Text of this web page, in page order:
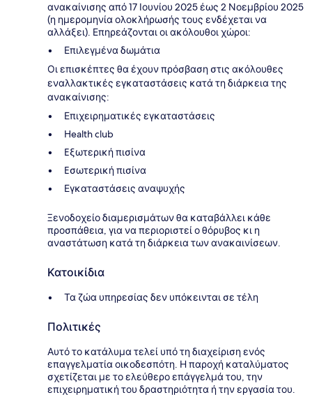
ανακαίνισης από 17 Ιουνίου 2025 έως 2 Νοεμβρίου 2025
(η ημερομηνία ολοκλήρωσής τους ενδέχεται να
αλλάξει). Επηρεάζονται οι ακόλουθοι χώροι:
Επιλεγμένα δωμάτια
Οι επισκέπτες θα έχουν πρόσβαση στις ακόλουθες
εναλλακτικές εγκαταστάσεις κατά τη διάρκεια της
ανακαίνισης:
Επιχειρηματικές εγκαταστάσεις
Health club
Eξωτερική πισίνα
Eσωτερική πισίνα
Εγκαταστάσεις αναψυχής
Ξενοδοχείο διαμερισμάτων θα καταβάλλει κάθε
προσπάθεια, για να περιοριστεί ο θόρυβος κι η
αναστάτωση κατά τη διάρκεια των ανακαινίσεων.
Κατοικίδια
Τα ζώα υπηρεσίας δεν υπόκεινται σε τέλη
Πολιτικές
Αυτό το κατάλυμα τελεί υπό τη διαχείριση ενός
επαγγελματία οικοδεσπότη. Η παροχή καταλύματος
σχετίζεται με το ελεύθερο επάγγελμά του, την
επιχειρηματική του δραστηριότητα ή την εργασία του.